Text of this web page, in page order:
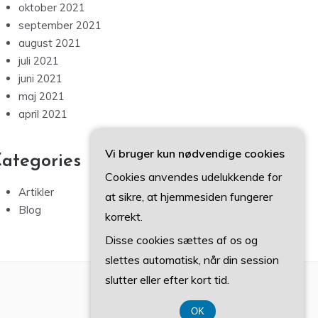
oktober 2021
september 2021
august 2021
juli 2021
juni 2021
maj 2021
april 2021
Artikler
Blog
Vi bruger kun nødvendige cookies
Cookies anvendes udelukkende for
at sikre, at hjemmesiden fungerer
korrekt.
Disse cookies sættes af os og
slettes automatisk, når din session
slutter eller efter kort tid.
OK